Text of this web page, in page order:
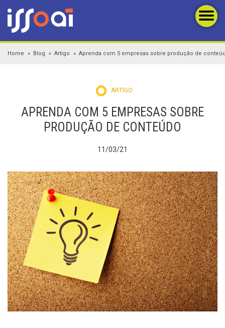
Home Blog Artigo Aprenda com 5 empresas sobre produção de
ARTIGO
APRENDA COM 5 EMPRESAS SOBRE
PRODUÇÃO DE CONTEÚDO
11/03/21